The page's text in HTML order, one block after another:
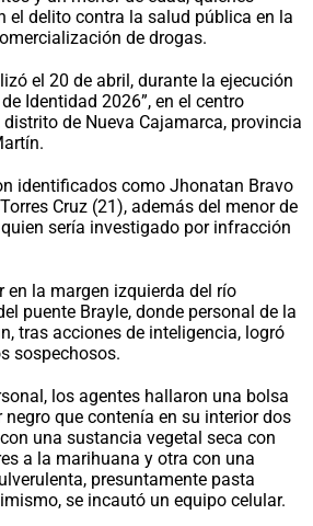
el delito contra la salud pública en la
de drogas.
el 20 de abril, durante la ejecución
Identidad 2026”, en el centro
de Nueva Cajamarca, provincia
identificados como Jhonatan Bravo
Cruz (21), además del menor de
quien sería investigado por infracción
en la margen izquierda del río
puente Brayle, donde personal de la
tras acciones de inteligencia, logró
sospechosos.
los agentes hallaron una bolsa
que contenía en su interior dos
una sustancia vegetal seca con
a la marihuana y otra con una
presuntamente pasta
se incautó un equipo celular.